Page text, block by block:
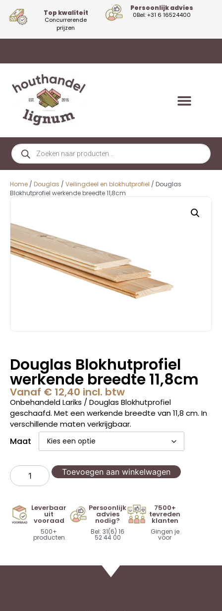
Top kwaliteit
Concurrerende
prijzen
Persoonlijk advies
0Bel: +31 6 16524400
Home / Douglas / Veilingdeel en blokhutprofiel / Douglas
Blokhutprofiel werkende breedte 11,8cm
Douglas Blokhutprofiel
werkende breedte 11,8cm
Vanaf € 12,40 incl. btw
Onbehandeld Lariks / Douglas Blokhutprofiel
geschaafd. Met een werkende breedte van 11,8 cm. In
verschillende maten verkrijgbaar.
Maat
Toevoegen aan winkelwagen
Leverbaar
uit
vooraad
500+
producten
Persoonlijk
advies
nodig?
Bel: 31(6) 16
52 44 00
7500+
tevreden
klanten
Gingen je
voor